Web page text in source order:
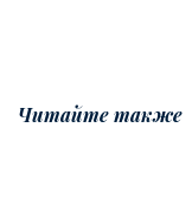
Читайте также